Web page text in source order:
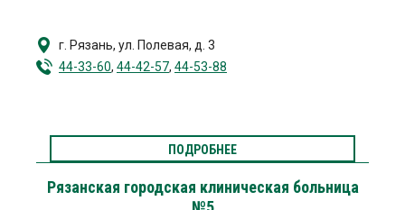
г. Рязань, ул. Полевая, д. 3
44-33-60, 44-42-57, 44-53-88
ПОДРОБНЕЕ
Рязанская городская клиническая больница